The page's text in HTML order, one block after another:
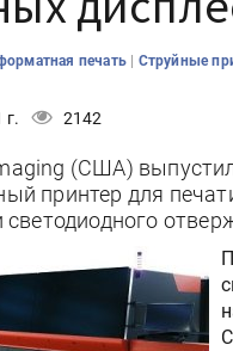
печать | Струйные
г. 2142
(США)
принтер для